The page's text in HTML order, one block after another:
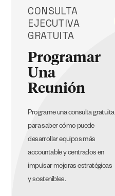
CONSULTA
EJECUTIVA
GRATUITA
Programar
Una
Reunión
Programe una consulta gratuita
para saber cómo puede
desarrollar equipos más
accountable y centrados en
impulsar mejoras estratégicas
y sostenibles.